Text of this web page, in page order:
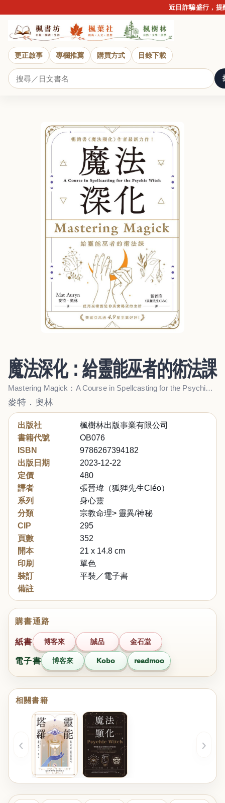
近日詐騙盛行，提醒讀
更正啟事 專欄推薦 購買方式 目錄下載
魔法深化：給靈能巫者的術法課
Mastering Magick：A Course in Spellcasting for the Psychic Witch
麥特．奧林
出版社
楓樹林出版事業有限公司
書籍代號
OB076
ISBN
9786267394182
出版日期
2023-12-22
定價
480
譯者
張晉瑋（狐狸先生Cléo）
系列
身心靈
分類
宗教命理> 靈異/神秘
CIP
295
頁數
352
開本
21 x 14.8 cm
印刷
單色
裝訂
平裝／電子書
備註
購書通路
紙書 博客來 誠品 金石堂
電子書 博客來 Kobo readmoo
相關書籍
‹ ›